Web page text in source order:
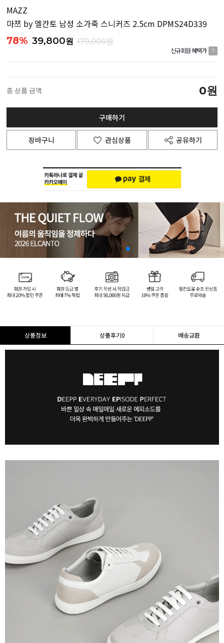
MAZZ
마쯔 by 엘칸토 남성 소가죽 스니커즈 2.5cm DPMS24D339
78% 39,800원 179,000원
신규회원 혜택가 ?
총 상품 금액 0원
구매하기
장바구니 관심상품 공유하기
상품정보 상품후기0 배송교환